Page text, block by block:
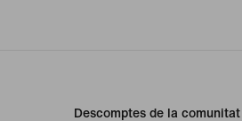
Descomptes de la comunitat